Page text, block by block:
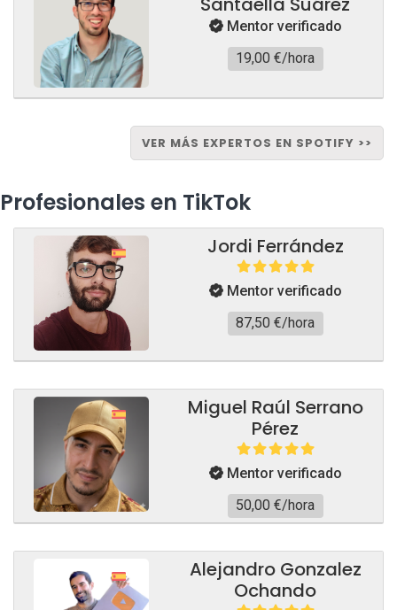
Mentor verificado
19,00 €/hora
VER MÁS EXPERTOS EN SPOTIFY >>
Profesionales en TikTok
Jordi Ferrández
Mentor verificado
87,50 €/hora
Miguel Raúl Serrano
Pérez
Mentor verificado
50,00 €/hora
Alejandro Gonzalez
Ochando